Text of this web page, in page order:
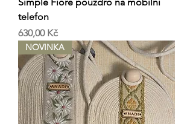
Simple Fiore pouzdro na mobilní
telefon
Cena
630,00 Kč
NOVINKA